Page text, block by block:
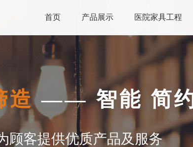
首页 产品展示 医院家具工程
造—— 智能 简约
顾客提供优质产品及服务